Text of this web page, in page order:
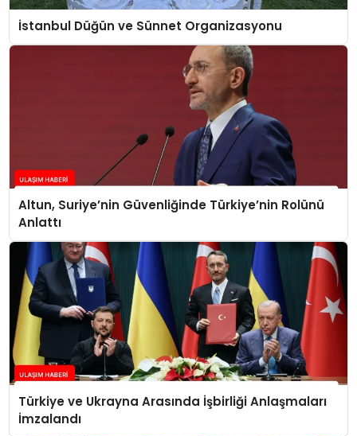
İstanbul Düğün ve Sünnet Organizasyonu
Altun, Suriye’nin Güvenliğinde Türkiye’nin Rolünü
Anlattı
Türkiye ve Ukrayna Arasında İşbirliği Anlaşmaları
İmzalandı